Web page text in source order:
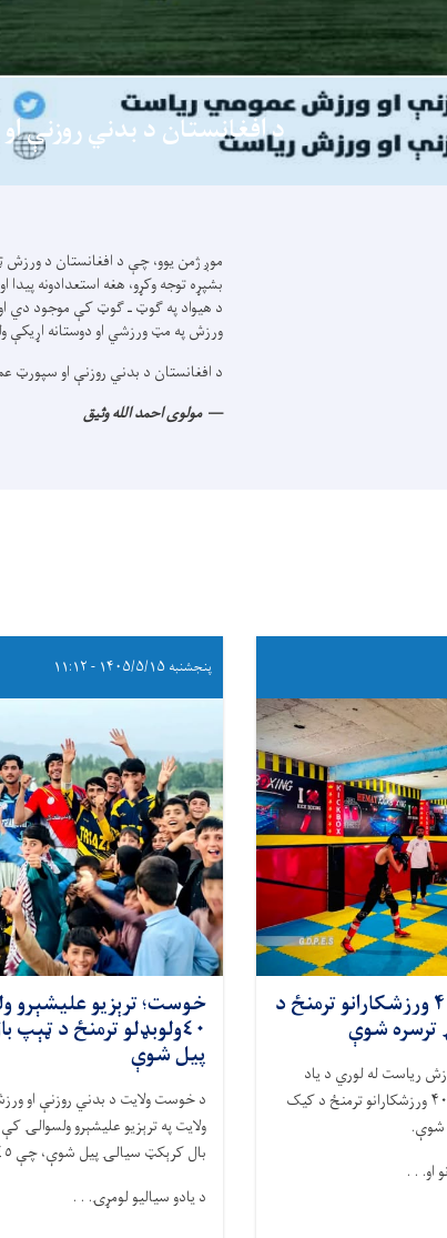
د افغانستان د بدني
موږ ژمن یوو، چې د افغانستان د ورزش
بشپړه توجه وکړو، هغه استعدادونه
د هیواد په ګوټ ـ ګوټ کې موجود دي او
ورزش په مټ ورزشي او دوستانه اړیکې
د افغانستان د بدني روزنې او سپورټ
مولوی احمد الله وثیق
پکتیا؛ څمکنۍ کې د ۴۰ ورزشکارانو ترمنځ د
شوې
رياست له لوري د ياد
ولايت په څمکنۍ ولسوالۍ کې د ۴۰ ورزشکارانو ترمنځ د کیک
شوې.
او. . .
پنجشنبه ۱۴۰۵/۵/۱۵ - ۱۱:۱۲
خوست؛ ترېزیو علیشېرو
٤٠ولوبډلو ترمنځ د
پیل شوې
د خوست ولایت د بدني روزنې او
بال کرېکټ سيالۍ پیل شوې، چې ٤٥ ورځې به دوام وکړي.
د یادو سیالیو لومړۍ. . .